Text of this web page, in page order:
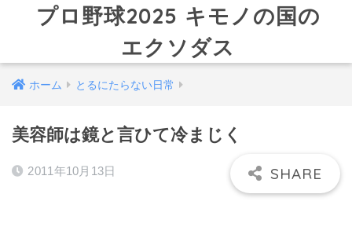
プロ野球2025 キモノの国の
エクソダス
ホーム とるにたらない日常
美容師は鏡と言ひて冷まじく
2011年10月13日